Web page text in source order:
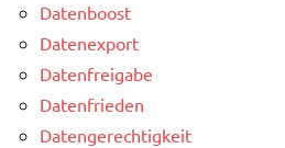
Datenboost
Datenexport
Datenfreigabe
Datenfrieden
Datengerechtigkeit